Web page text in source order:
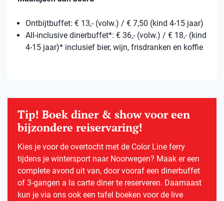
Ontbijtbuffet: € 13,- (volw.) / € 7,50 (kind 4-15 jaar)
All-inclusive dinerbuffet*: € 36,- (volw.) / € 18,- (kind
4-15 jaar)* inclusief bier, wijn, frisdranken en koffie
Tip! Boek diner & show voor een
bijzondere reiservaring!
Kies je voor de overtocht met de Color Line ferry
tijdens je wintersport naar Noorwegen? Maak er een
complete avond uit van, door vooraf een dinerbuffet
of 3-gangen a la carte diner te reserveren. Daarnaast
kun je via ons ook een tafel boeken voor de live